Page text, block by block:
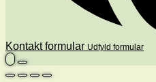
Kontakt formular Udfyld formular